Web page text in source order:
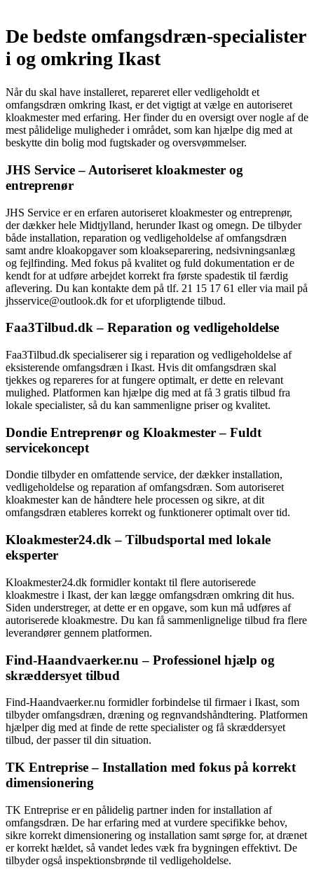
De bedste omfangsdræn-specialister
i og omkring Ikast
Når du skal have installeret, repareret eller vedligeholdt et
omfangsdræn omkring Ikast, er det vigtigt at vælge en autoriseret
kloakmester med erfaring. Her finder du en oversigt over nogle af de
mest pålidelige muligheder i området, som kan hjælpe dig med at
beskytte din bolig mod fugtskader og oversvømmelser.
JHS Service – Autoriseret kloakmester og
entreprenør
JHS Service er en erfaren autoriseret kloakmester og entreprenør,
der dækker hele Midtjylland, herunder Ikast og omegn. De tilbyder
både installation, reparation og vedligeholdelse af omfangsdræn
samt andre kloakopgaver som kloakseparering, nedsivningsanlæg
og fejlfinding. Med fokus på kvalitet og fuld dokumentation er de
kendt for at udføre arbejdet korrekt fra første spadestik til færdig
aflevering. Du kan kontakte dem på tlf. 21 15 17 61 eller via mail på
jhsservice@outlook.dk for et uforpligtende tilbud.
Faa3Tilbud.dk – Reparation og vedligeholdelse
Faa3Tilbud.dk specialiserer sig i reparation og vedligeholdelse af
eksisterende omfangsdræn i Ikast. Hvis dit omfangsdræn skal
tjekkes og repareres for at fungere optimalt, er dette en relevant
mulighed. Platformen kan hjælpe dig med at få 3 gratis tilbud fra
lokale specialister, så du kan sammenligne priser og kvalitet.
Dondie Entreprenør og Kloakmester – Fuldt
servicekoncept
Dondie tilbyder en omfattende service, der dækker installation,
vedligeholdelse og reparation af omfangsdræn. Som autoriseret
kloakmester kan de håndtere hele processen og sikre, at dit
omfangsdræn etableres korrekt og funktionerer optimalt over tid.
Kloakmester24.dk – Tilbudsportal med lokale
eksperter
Kloakmester24.dk formidler kontakt til flere autoriserede
kloakmestre i Ikast, der kan lægge omfangsdræn omkring dit hus.
Siden understreger, at dette er en opgave, som kun må udføres af
autoriserede kloakmestre. Du kan få sammenlignelige tilbud fra flere
leverandører gennem platformen.
Find-Haandvaerker.nu – Professionel hjælp og
skræddersyet tilbud
Find-Haandvaerker.nu formidler forbindelse til firmaer i Ikast, som
tilbyder omfangsdræn, dræning og regnvandshåndtering. Platformen
hjælper dig med at finde de rette specialister og få skræddersyet
tilbud, der passer til din situation.
TK Entreprise – Installation med fokus på korrekt
dimensionering
TK Entreprise er en pålidelig partner inden for installation af
omfangsdræn. De har erfaring med at vurdere specifikke behov,
sikre korrekt dimensionering og installation samt sørge for, at drænet
er korrekt hældet, så vandet ledes væk fra bygningen effektivt. De
tilbyder også inspektionsbrønde til vedligeholdelse.